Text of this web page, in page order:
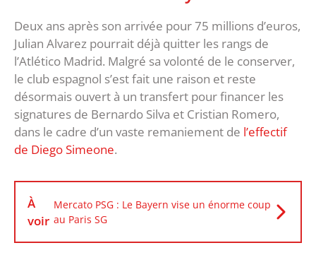
Deux ans après son arrivée pour 75 millions d’euros,
Julian Alvarez pourrait déjà quitter les rangs de
l’Atlético Madrid. Malgré sa volonté de le conserver,
le club espagnol s’est fait une raison et reste
désormais ouvert à un transfert pour financer les
signatures de Bernardo Silva et Cristian Romero,
dans le cadre d’un vaste remaniement de l’effectif
de Diego Simeone.
À
voir
Mercato PSG : Le Bayern vise un énorme coup
au Paris SG